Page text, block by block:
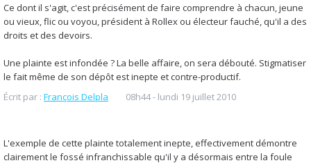
Ce dont il s'agit, c'est précisément de faire comprendre à chacun, jeune
ou vieux, flic ou voyou, président à Rollex ou électeur fauché, qu'il a des
droits et des devoirs.
Une plainte est infondée ? La belle affaire, on sera débouté. Stigmatiser
le fait même de son dépôt est inepte et contre-productif.
Écrit par : François Delpla 08h44- lundi 19 juillet 2010
L'exemple de cette plainte totalement inepte, effectivement démontre
clairement le fossé infranchissable qu'il y a désormais entre la foule